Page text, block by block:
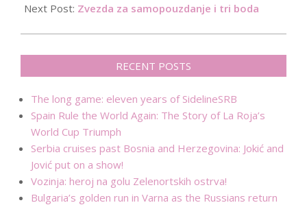
Next Post: Zvezda za samopouzdanje i tri boda
RECENT POSTS
The long game: eleven years of SidelineSRB
Spain Rule the World Again: The Story of La Roja’s
World Cup Triumph
Serbia cruises past Bosnia and Herzegovina: Jokić and
Jović put on a show!
Vozinja: heroj na golu Zelenortskih ostrva!
Bulgaria’s golden run in Varna as the Russians return